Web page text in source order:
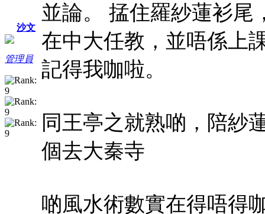
沙文
管理員
並論。
掹住羅紗蓮衫尾
在中大任教，並唔係上
記得我咖啦。
同王亭之就熟啲，陪紗
個去大秦寺
啲風水術數實在得唔得